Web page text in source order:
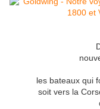
les bateaux qui
soit vers la